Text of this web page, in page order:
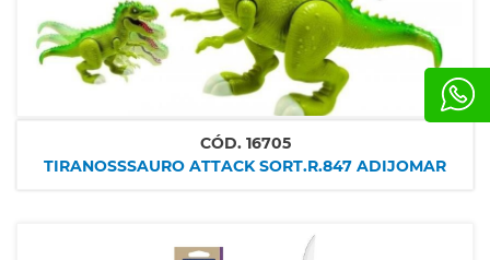
CÓD. 16705
TIRANOSSSAURO ATTACK SORT.R.847 ADIJOMAR